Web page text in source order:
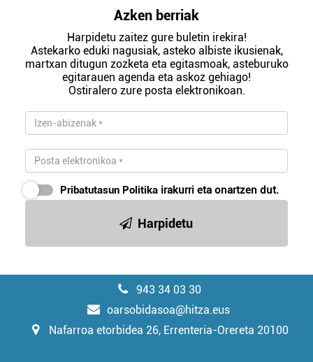
Azken berriak
Harpidetu zaitez gure buletin irekira!
Astekarko eduki nagusiak, asteko albiste ikusienak,
martxan ditugun zozketa eta egitasmoak, asteburuko
egitarauen agenda eta askoz gehiago!
Ostiralero zure posta elektronikoan.
Pribatutasun Politika irakurri eta onartzen dut.
Harpidetu
943 34 03 30
oarsobidasoa@hitza.eus
Nafarroa etorbidea 26, Errenteria-Orereta 20100